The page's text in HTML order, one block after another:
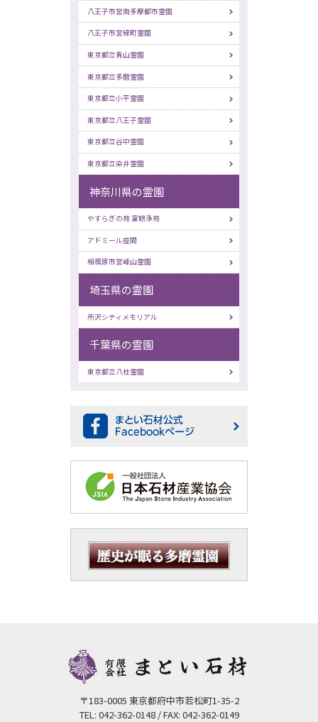
八王子市営南多摩都市霊園
八王子市営緑町霊園
東京都立青山霊園
東京都立多磨霊園
東京都立小平霊園
東京都立八王子霊園
東京都立谷中霊園
東京都立染井霊園
神奈川県の霊園
やすらぎの苑 富鶴浄苑
アドミール座間
相模原市営峰山霊園
埼玉県の霊園
所沢シティメモリアル
千葉県の霊園
東京都立八柱霊園
〒183-0005 東京都府中市若松町1-35-2
TEL: 042-362-0148 / FAX: 042-362-0149